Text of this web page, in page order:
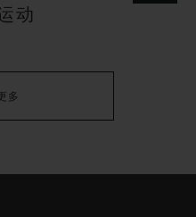
动
多